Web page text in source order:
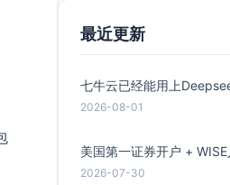
最近更新
2026-08-01
2026-07-30